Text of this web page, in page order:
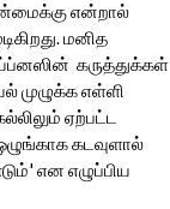
என்றால்
மனித
கருத்துக்கள்
முழுக்க எள்ளி
ஏற்பட்ட
கடவுளால்
என எழுப்பிய